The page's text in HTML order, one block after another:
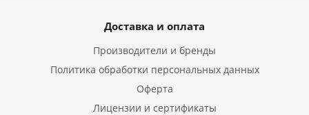
Доставка и оплата
Производители и бренды
Политика обработки персональных данных
Оферта
Лицензии и сертификаты